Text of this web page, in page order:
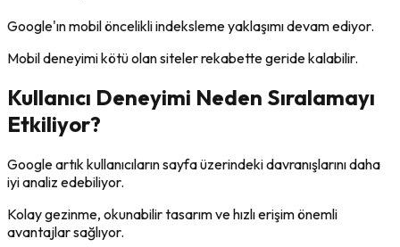
Google'ın mobil öncelikli indeksleme yaklaşımı devam ediyor.
Mobil deneyimi kötü olan siteler rekabette geride kalabilir.
Kullanıcı Deneyimi Neden Sıralamayı
Etkiliyor?
Google artık kullanıcıların sayfa üzerindeki davranışlarını daha
iyi analiz edebiliyor.
Kolay gezinme, okunabilir tasarım ve hızlı erişim önemli
avantajlar sağlıyor.